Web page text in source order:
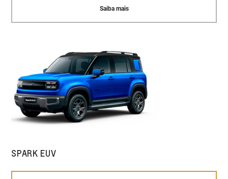
Saiba mais
SPARK EUV